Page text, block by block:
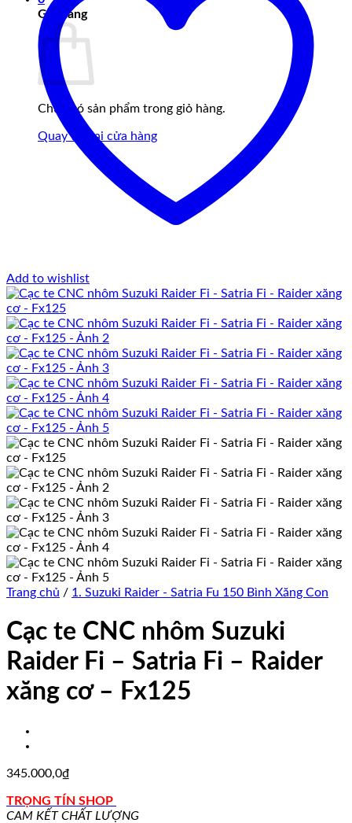
Giỏ hàng
Chưa có sản phẩm trong giỏ hàng.
Quay trở lại cửa hàng
Add to wishlist
Trang chủ / 1. Suzuki Raider - Satria Fu 150 Bình Xăng Con
Cạc te CNC nhôm Suzuki
Raider Fi – Satria Fi – Raider
xăng cơ – Fx125
345.000,0₫
TRỌNG TÍN SHOP
CAM KẾT CHẤT LƯỢNG